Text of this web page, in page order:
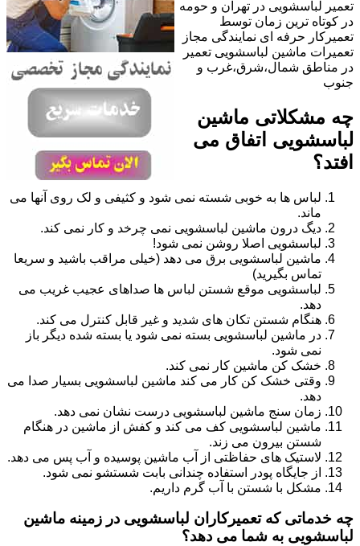
تعمیر لباسشویی در تهران و حومه
در کوتاه ترین زمان توسط
تعمیرکار حرفه ای نمایندگی مجاز
تعمیرات ماشین لباسشویی تعمیر
در مناطق شمال،شرق،غرب و
جنوب
چه مشکلاتی ماشین
لباسشویی اتفاق می
افتد؟
لباس ها به خوبی شسته نمی شود و کثیفی و لک روی آنها می
ماند.
دیگ درون ماشین لباسشویی نمی چرخد و کار نمی کند.
لباسشویی اصلا روشن نمی شود!
ماشین لباسشویی برق می دهد (خیلی مراقب باشید و سریعا
تماس بگیرید)
لباسشویی موقع شستن لباس ها صداهای عجیب غریب می
دهد.
هنگام شستن تکان های شدید و غیر قابل کنترل می کند.
در ماشین لباسشویی بسته نمی شود یا بسته شده دیگر باز
نمی شود.
خشک کن ماشین کار نمی کند.
وقتی خشک کن کار می کند ماشین لباسشویی بسیار صدا می
دهد.
زمان سنج ماشین لباسشویی درست نشان نمی دهد.
ماشین لباسشویی کف می کند و کفش از ماشین در هنگام
شستن بیرون می زند.
لاستیک های حفاظتی از آب ماشین پوسیده و آب پس می دهد.
از جایگاه پودر استفاده چندانی بابت شستشو نمی شود.
مشکل با شستن با آب گرم داریم.
چه خدماتی که تعمیرکاران لباسشویی در زمینه ماشین
لباسشویی به شما می دهد؟